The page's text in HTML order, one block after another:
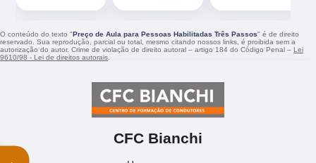
O conteúdo do texto "Preço de Aula para Pessoas Habilitadas Três Passos" é de direito
reservado. Sua reprodução, parcial ou total, mesmo citando nossos links, é proibida sem a
autorização do autor. Crime de violação de direito autoral – artigo 184 do Código Penal – Lei
9610/98 - Lei de direitos autorais
CFC Bianchi